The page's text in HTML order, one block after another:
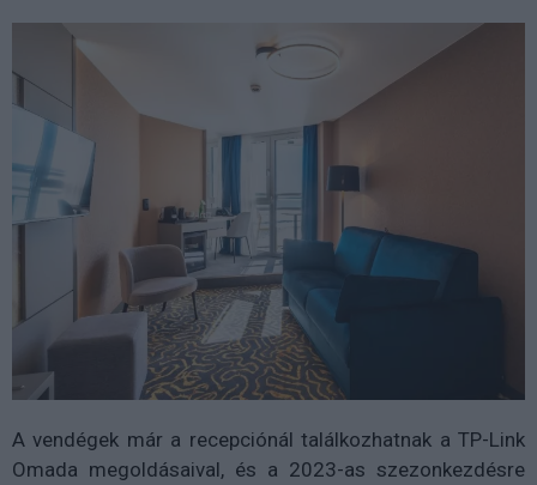
A vendégek már a recepciónál találkozhatnak a TP-Link
Omada megoldásaival, és a 2023-as szezonkezdésre